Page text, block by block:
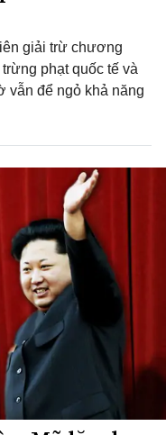
giải trừ chương
phạt quốc tế và
vẫn để ngỏ khả năng